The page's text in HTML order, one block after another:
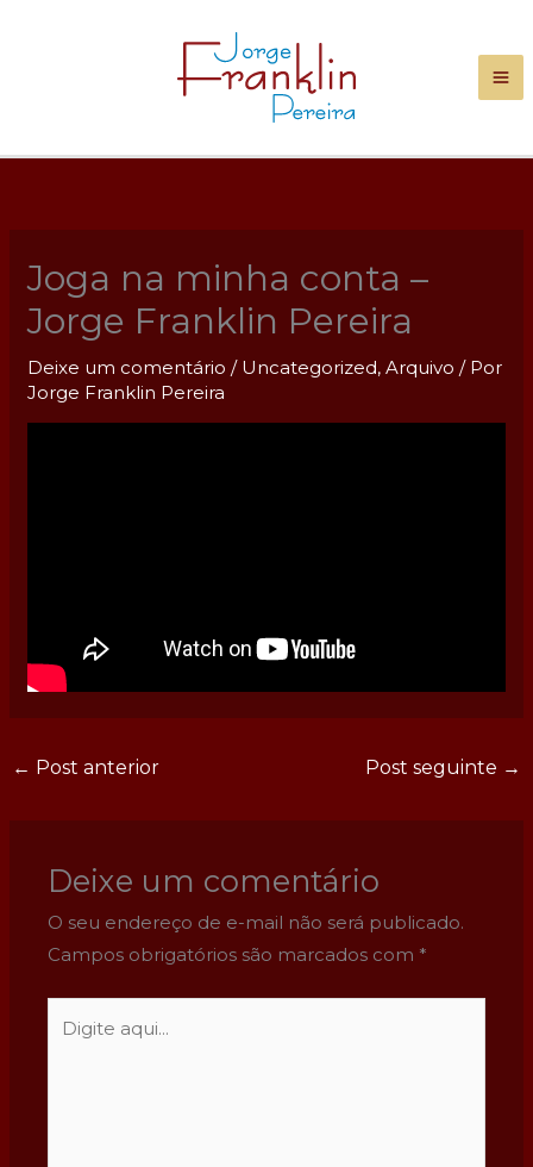
Joga na minha conta –
Jorge Franklin Pereira
Deixe um comentário / Uncategorized,Arquivo / Por
Jorge Franklin Pereira
← Post anterior Post seguinte →
Deixe um comentário
O seu endereço de e-mail não será publicado.
Campos obrigatórios são marcados com *
aqui...